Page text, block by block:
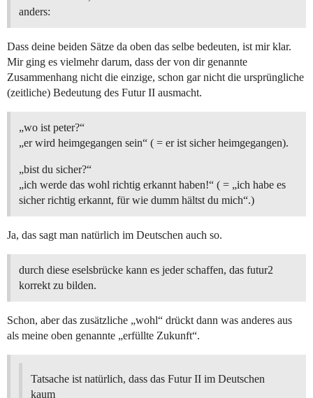
anders:
Dass deine beiden Sätze da oben das selbe bedeuten, ist mir klar.
Mir ging es vielmehr darum, dass der von dir genannte
Zusammenhang nicht die einzige, schon gar nicht die ursprüngliche
(zeitliche) Bedeutung des Futur II ausmacht.
„wo ist peter?“
„er wird heimgegangen sein“ ( = er ist sicher heimgegangen).
„bist du sicher?“
„ich werde das wohl richtig erkannt haben!“ ( = „ich habe es
sicher richtig erkannt, für wie dumm hältst du mich“.)
Ja, das sagt man natürlich im Deutschen auch so.
durch diese eselsbrücke kann es jeder schaffen, das futur2
korrekt zu bilden.
Schon, aber das zusätzliche „wohl“ drückt dann was anderes aus
als meine oben genannte „erfüllte Zukunft“.
Tatsache ist natürlich, dass das Futur II im Deutschen
kaum